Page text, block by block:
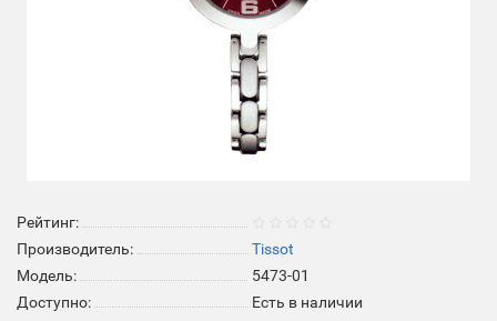
Рейтинг:
Производитель:
Tissot
Модель:
5473-01
Доступно:
Есть в наличии